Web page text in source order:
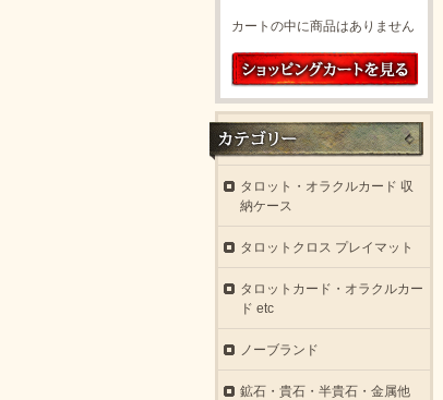
カートの中に商品はありません
タロット・オラクルカード 収
納ケース
タロットクロス プレイマット
タロットカード・オラクルカー
ド etc
ノーブランド
鉱石・貴石・半貴石・金属他